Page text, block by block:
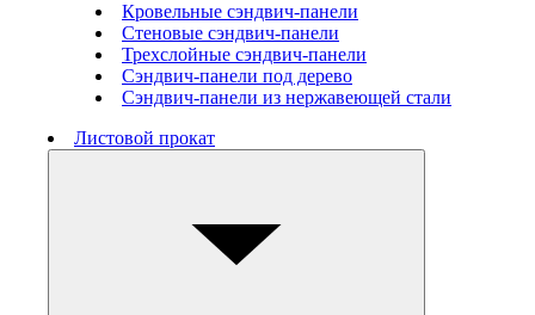
Кровельные сэндвич-панели
Стеновые cэндвич-панели
Трехслойные сэндвич-панели
Сэндвич-панели под дерево
Сэндвич-панели из нержавеющей стали
Листовой прокат